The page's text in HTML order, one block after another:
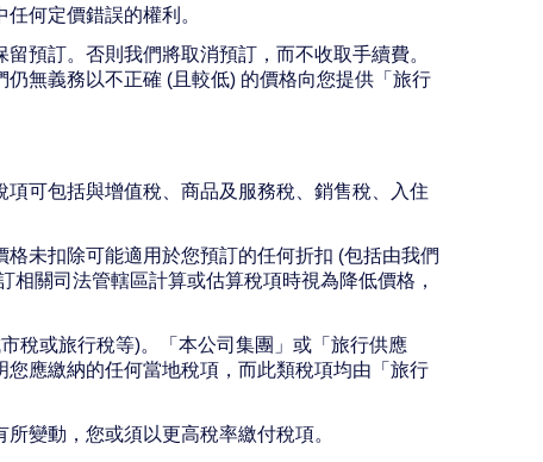
何定價錯誤的權利。
預訂。否則我們將取消預訂，而不收取手續費。
無義務以不正確 (且較低) 的價格向您提供「旅行
可包括與增值稅、商品及服務稅、銷售稅、入住
未扣除可能適用於您預訂的任何折扣 (包括由我們
關司法管轄區計算或估算稅項時視為降低價格，
稅或旅行稅等)。「本公司集團」或「旅行供應
應繳納的任何當地稅項，而此類稅項均由「旅行
變動，您或須以更高稅率繳付稅項。